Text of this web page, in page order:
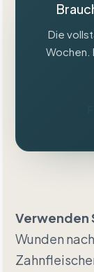
Die
Wochen.
Verwenden
Wunden